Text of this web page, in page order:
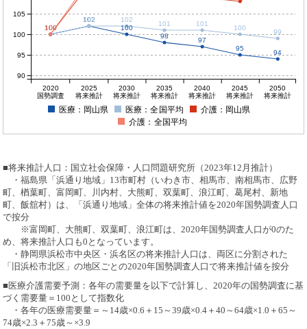
100
102
100
98
97
95
94
100
102 102
101 101
100
99
100
100
2020
国勢調査
2025
将来推計
2030
将来推計
2035
将来推計
2040
将来推計
2045
将来推計
2050
将来推計
95
100
105
90
医療：岡山県 医療：全国平均
介護：岡山県
介護：全国平均
■将来推計人口：国立社会保障・人口問題研究所（2023年12月推計）
・福島県「浜通り地域」13市町村（いわき市、相馬市、南相馬市、広野
町、楢葉町、富岡町、川内村、大熊町、双葉町、浪江町、葛尾村、新地
町、飯舘村）は、「浜通り地域」全体の将来推計値を2020年国勢調査人口
で按分
※富岡町、大熊町、双葉町、浪江町は、2020年国勢調査人口が0のた
め、将来推計人口も0となっています。
・静岡県浜松市中央区・浜名区の将来推計人口は、両区に分割された
「旧浜松市北区」の地区ごとの2020年国勢調査人口で将来推計値を按分
■医療介護需要予測：各年の需要量を以下で計算し、2020年の国勢調査に基
づく需要量＝100として指数化
・各年の医療需要量＝～14歳×0.6＋15～39歳×0.4＋40～64歳×1.0＋65～
74歳×2.3＋75歳～×3.9